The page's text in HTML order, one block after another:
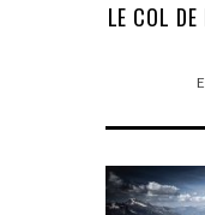
LE COL